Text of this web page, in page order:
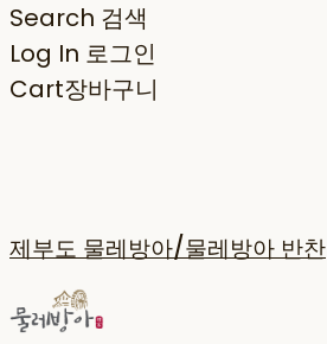
Search 검색
Log In 로그인
Cart장바구니
제부도 물레방아/물레방아 반찬